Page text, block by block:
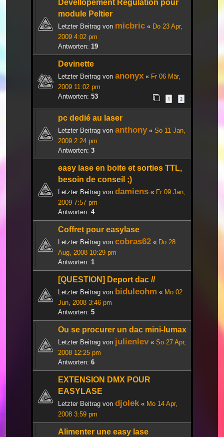
Devellopement Regulation pour
module Peltier
Letzter Beitrag von micbric « Do 23 Apr,
2009 4:02 pm
Antworten: 19
Devinette
Letzter Beitrag von anonyx « Fr 06 Mär,
2009 11:02 pm
Antworten: 53 1 2
pc dedié au laser
Letzter Beitrag von anthony« So 11 Jan,
2009 2:24 pm
Antworten: 3
easy lase en boite et sorties TTL,
besoin de conseil ;)
Letzter Beitrag von damiens « Fr 09 Jan,
2009 7:57 pm
Antworten: 4
Coffret pour easylase
Letzter Beitrag von cobras62 « Do 28
Aug, 2008 10:29 pm
Antworten: 1
[QUESTION] Deport dac //
Letzter Beitrag von biduleohm « Mo 02
Jun, 2008 3:46 pm
Antworten: 5
Ou se procurer un dac mini-lumax
Letzter Beitrag von julienlev« So 27 Apr,
2008 12:25 pm
Antworten: 6
EXTENSION DMX POUR
EASYLASE
Letzter Beitrag von djolek« Mo 14 Apr,
2008 3:59 pm
Alimenter une easy lase